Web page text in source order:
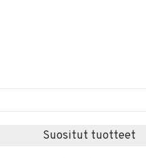
Suositut tuotteet